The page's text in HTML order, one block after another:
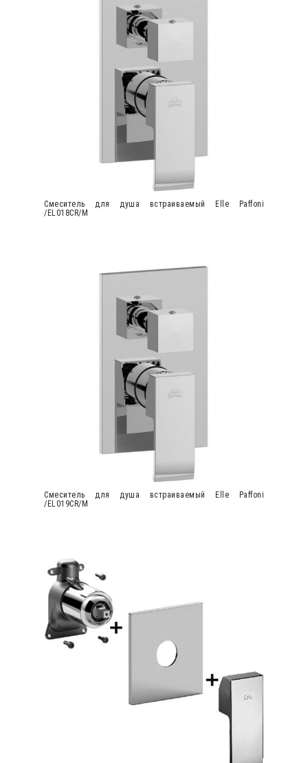
Cмеситель для душа встраиваемый Elle Paffoni
/EL018CR/M
Cмеситель для душа встраиваемый Elle Paffoni
/EL019CR/M